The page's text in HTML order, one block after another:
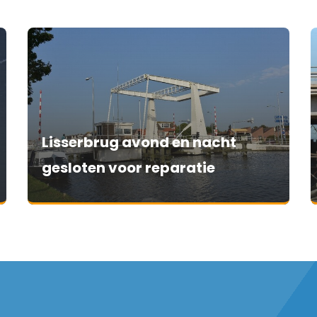
Lisserbrug avond en nacht
gesloten voor reparatie